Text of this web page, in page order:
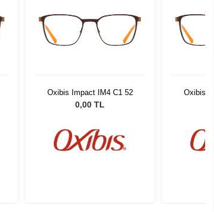
Oxibis Impact IM4 C1 52
0,00 TL
Oxibis